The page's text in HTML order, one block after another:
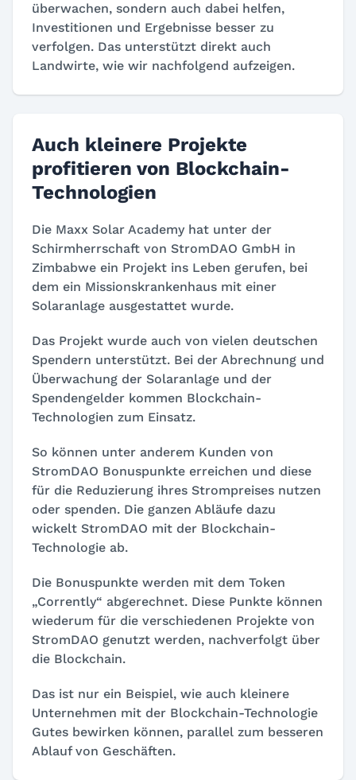
überwachen, sondern auch dabei helfen,
Investitionen und Ergebnisse besser zu
verfolgen. Das unterstützt direkt auch
Landwirte, wie wir nachfolgend aufzeigen.
Auch kleinere Projekte
profitieren von Blockchain-
Technologien
Die Maxx Solar Academy hat unter der
Schirmherrschaft von StromDAO GmbH in
Zimbabwe ein Projekt ins Leben gerufen, bei
dem ein Missionskrankenhaus mit einer
Solaranlage ausgestattet wurde.
Das Projekt wurde auch von vielen deutschen
Spendern unterstützt. Bei der Abrechnung und
Überwachung der Solaranlage und der
Spendengelder kommen Blockchain-
Technologien zum Einsatz.
So können unter anderem Kunden von
StromDAO Bonuspunkte erreichen und diese
für die Reduzierung ihres Strompreises nutzen
oder spenden. Die ganzen Abläufe dazu
wickelt StromDAO mit der Blockchain-
Technologie ab.
Die Bonuspunkte werden mit dem Token
„Corrently“ abgerechnet. Diese Punkte können
wiederum für die verschiedenen Projekte von
StromDAO genutzt werden, nachverfolgt über
die Blockchain.
Das ist nur ein Beispiel, wie auch kleinere
Unternehmen mit der Blockchain-Technologie
Gutes bewirken können, parallel zum besseren
Ablauf von Geschäften.